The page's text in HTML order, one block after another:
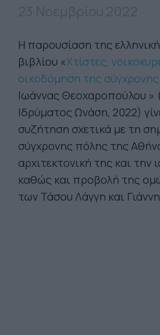
Η παρουσίαση της
βιβλίου «Χτίστες,
οικοδόμηση της
Ιωάννας Θεοχαροπούλου »
Ιδρύματος Ωνάση, 2022)
συζήτηση σχετικά με τη
σύγχρονης πόλης της
αρχιτεκτονική της και την
καθώς και προβολή της
των Τάσου Λάγγη και